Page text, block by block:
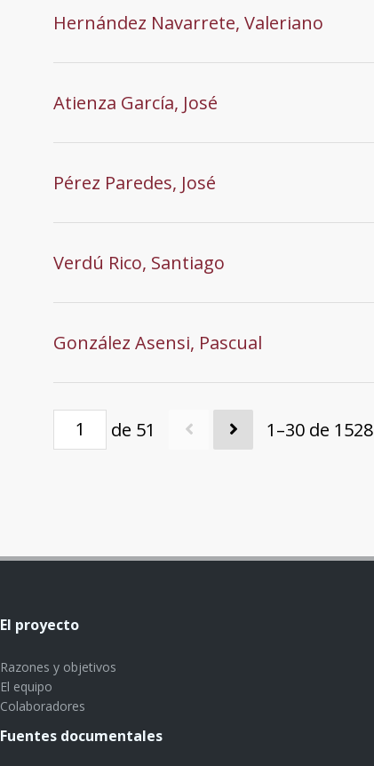
Hernández Navarrete, Valeriano
Atienza García, José
Pérez Paredes, José
Verdú Rico, Santiago
González Asensi, Pascual
de 51 1–30 de 1528
El proyecto
Razones y objetivos
El equipo
Colaboradores
Fuentes documentales